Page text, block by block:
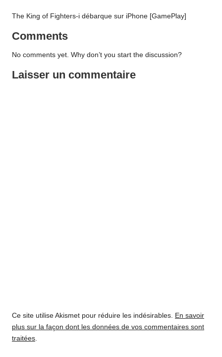
The King of Fighters-i débarque sur iPhone [GamePlay]
Comments
No comments yet. Why don’t you start the discussion?
Laisser un commentaire
Ce site utilise Akismet pour réduire les indésirables. En savoir
plus sur la façon dont les données de vos commentaires sont
traitées